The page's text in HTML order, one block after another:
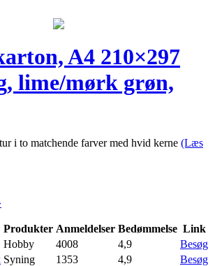
A4 210×297
lime/mørk grøn,
i to matchende farver med hvid kerne (Læs
Produkter Anmeldelser Bedømmelse Link
Hobby 4008 4,9
Besøg
Syning 1353 4,9
Besøg